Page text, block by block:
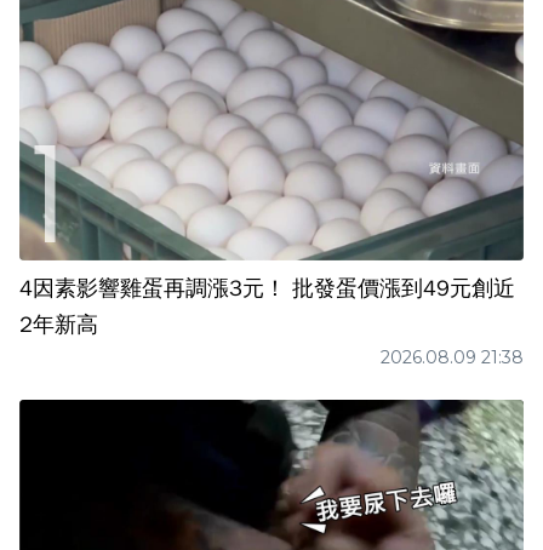
4因素影響雞蛋再調漲3元！ 批發蛋價漲到49元創近
2年新高
2026.08.09 21:38